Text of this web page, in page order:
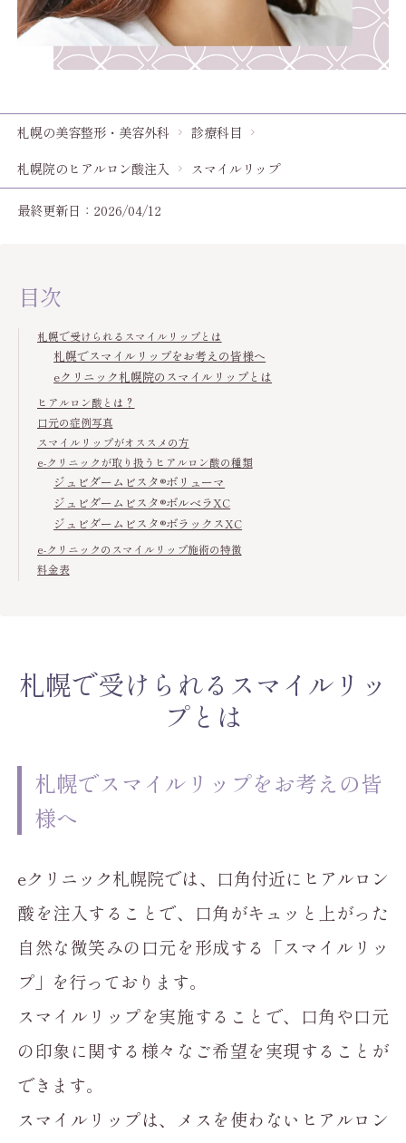
札幌の美容整形・美容外科
診療科目
札幌院のヒアルロン酸注入
スマイルリップ
最終更新日：2026/04/12
目次
札幌で受けられるスマイルリップとは
札幌でスマイルリップをお考えの皆様へ
eクリニック札幌院のスマイルリップとは
ヒアルロン酸とは？
口元の症例写真
スマイルリップがオススメの方
e-クリニックが取り扱うヒアルロン酸の種類
ジュビダームビスタ®ボリューマ
ジュビダームビスタ®ボルベラXC
ジュビダームビスタ®ボラックスXC
e-クリニックのスマイルリップ施術の特徴
料金表
札幌で受けられるスマイルリッ
プとは
札幌でスマイルリップをお考えの皆
様へ
eクリニック札幌院では、口角付近にヒアルロン
酸を注入することで、口角がキュッと上がった
自然な微笑みの口元を形成する「スマイルリッ
プ」を行っております。
スマイルリップを実施することで、口角や口元
の印象に関する様々なご希望を実現することが
できます。
スマイルリップは、メスを使わないヒアルロン